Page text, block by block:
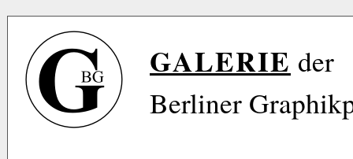
GALERIE der
Berliner